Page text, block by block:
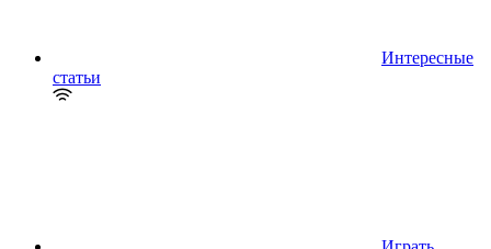
Интересные
статьи